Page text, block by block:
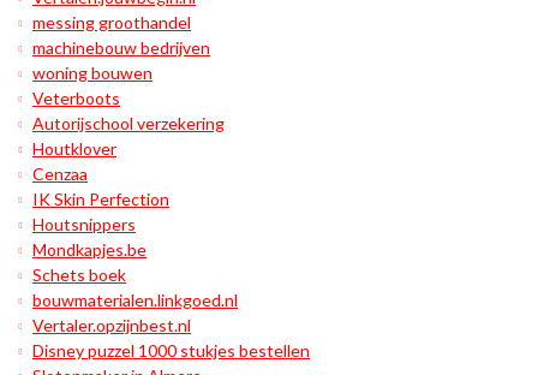
messing groothandel
machinebouw bedrijven
woning bouwen
Veterboots
Autorijschool verzekering
Houtklover
Cenzaa
IK Skin Perfection
Houtsnippers
Mondkapjes.be
Schets boek
bouwmaterialen.linkgoed.nl
Vertaler.opzijnbest.nl
Disney puzzel 1000 stukjes bestellen